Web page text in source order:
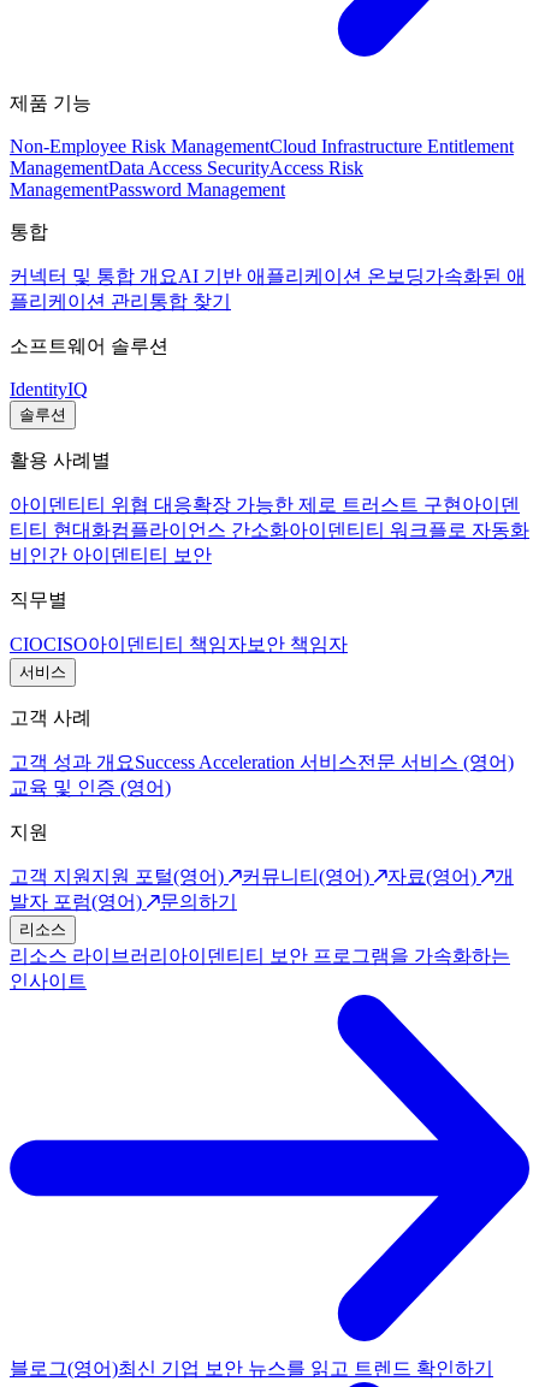
제품 기능
Non-Employee Risk ManagementCloud Infrastructure Entitlement
ManagementData Access SecurityAccess Risk
ManagementPassword Management
통합
커넥터 및 통합 개요AI 기반 애플리케이션 온보딩가속화된 애
플리케이션 관리 통합 찾기
소프트웨어 솔루션
IdentityIQ
솔루션
활용 사례별
아이덴티티 위협 대응확장 가능한 제로 트러스트 구현 아이덴
티티 현대화컴플라이언스 간소화아이덴티티 워크플로 자동화
비인간 아이덴티티 보안
직무별
CIOCISO아이덴티티 책임자보안 책임자
서비스
고객 사례
고객 성과 개요Success Acceleration 서비스전문 서비스 (영어)
교육 및 인증 (영어)
지원
고객 지원 지원 포털(영어) 커뮤니티(영어) 자료(영어)
개
발자 포럼(영어)
문의하기
리소스
리소스 라이브러리 아이덴티티 보안 프로그램을 가속화하는
인사이트
블로그(영어)최신 기업 보안 뉴스를 읽고 트렌드 확인하기